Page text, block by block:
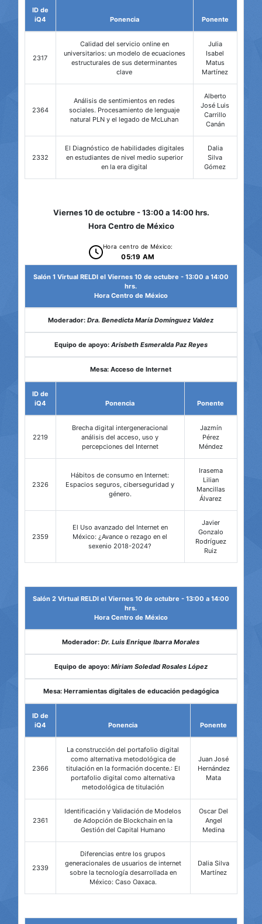
ID de
iQ4
Ponencia Ponente
2317
Calidad del servicio online en
universitarios: un modelo de ecuaciones
estructurales de sus determinantes
clave
Julia
Isabel
Matus
Martínez
2364
Análisis de sentimientos en redes
sociales. Procesamiento de lenguaje
natural PLN y el legado de McLuhan
Alberto
José Luis
Carrillo
Canán
2332
El Diagnóstico de habilidades digitales
en estudiantes de nivel medio superior
en la era digital
Dalia
Silva
Gómez
Viernes 10 de octubre - 13:00 a 14:00 hrs.
Hora Centro de México
Hora centro de México:
05:19 AM
Salón 1 Virtual RELDI el Viernes 10 de octubre - 13:00 a 14:00
hrs.
Hora Centro de México
Moderador:Dra. Benedicta María Domínguez Valdez
Equipo de apoyo: Arisbeth Esmeralda Paz Reyes
Mesa: Acceso de Internet
ID de
iQ4
Ponencia Ponente
2219
Brecha digital intergeneracional
análisis del acceso, uso y
percepciones del Internet
Jazmín
Pérez
Méndez
2326
Hábitos de consumo en Internet:
Espacios seguros, ciberseguridad y
género.
Irasema
Lilian
Mancillas
Álvarez
2359
El Uso avanzado del Internet en
México: ¿Avance o rezago en el
sexenio 2018-2024?
Javier
Gonzalo
Rodríguez
Ruiz
Salón 2 Virtual RELDI el Viernes 10 de octubre - 13:00 a 14:00
hrs.
Hora Centro de México
Moderador:Dr. Luis Enrique Ibarra Morales
Equipo de apoyo: Míriam Soledad Rosales López
Mesa: Herramientas digitales de educación pedagógica
ID de
iQ4
Ponencia Ponente
2366
La construcción del portafolio digital
como alternativa metodológica de
titulación en la formación docente.: El
portafolio digital como alternativa
metodológica de titulación
Juan José
Hernández
Mata
2361
Identificación y Validación de Modelos
de Adopción de Blockchain en la
Gestión del Capital Humano
Oscar Del
Angel
Medina
2339
Diferencias entre los grupos
generacionales de usuarios de internet
sobre la tecnología desarrollada en
México: Caso Oaxaca.
Dalia Silva
Martínez